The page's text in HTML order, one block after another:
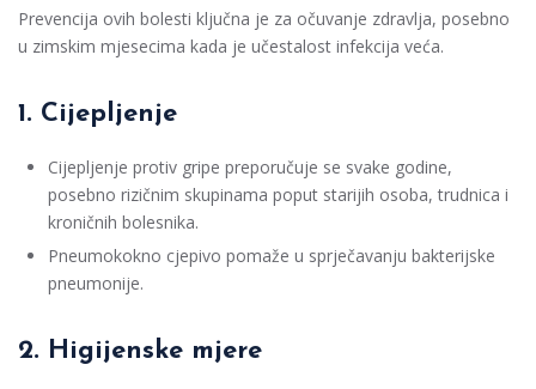
Prevencija ovih bolesti ključna je za očuvanje zdravlja, posebno
u zimskim mjesecima kada je učestalost infekcija veća.
1. Cijepljenje
Cijepljenje protiv gripe preporučuje se svake godine,
posebno rizičnim skupinama poput starijih osoba, trudnica i
kroničnih bolesnika.
Pneumokokno cjepivo pomaže u sprječavanju bakterijske
pneumonije.
2. Higijenske mjere